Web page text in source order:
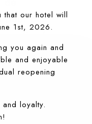
peut pas
our hotel will
1st, 2026.
you again and
and enjoyable
reopening
loyalty.